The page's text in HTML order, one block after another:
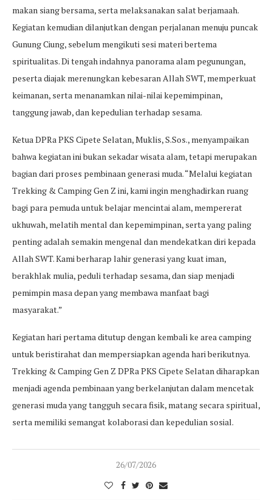
makan siang bersama, serta melaksanakan salat berjamaah.
Kegiatan kemudian dilanjutkan dengan perjalanan menuju puncak
Gunung Ciung, sebelum mengikuti sesi materi bertema
spiritualitas. Di tengah indahnya panorama alam pegunungan,
peserta diajak merenungkan kebesaran Allah SWT, memperkuat
keimanan, serta menanamkan nilai-nilai kepemimpinan,
tanggung jawab, dan kepedulian terhadap sesama.
Ketua DPRa PKS Cipete Selatan, Muklis, S.Sos., menyampaikan
bahwa kegiatan ini bukan sekadar wisata alam, tetapi merupakan
bagian dari proses pembinaan generasi muda. “Melalui kegiatan
Trekking & Camping Gen Z ini, kami ingin menghadirkan ruang
bagi para pemuda untuk belajar mencintai alam, mempererat
ukhuwah, melatih mental dan kepemimpinan, serta yang paling
penting adalah semakin mengenal dan mendekatkan diri kepada
Allah SWT. Kami berharap lahir generasi yang kuat iman,
berakhlak mulia, peduli terhadap sesama, dan siap menjadi
pemimpin masa depan yang membawa manfaat bagi
masyarakat.”
Kegiatan hari pertama ditutup dengan kembali ke area camping
untuk beristirahat dan mempersiapkan agenda hari berikutnya.
Trekking & Camping Gen Z DPRa PKS Cipete Selatan diharapkan
menjadi agenda pembinaan yang berkelanjutan dalam mencetak
generasi muda yang tangguh secara fisik, matang secara spiritual,
serta memiliki semangat kolaborasi dan kepedulian sosial.
26/07/2026